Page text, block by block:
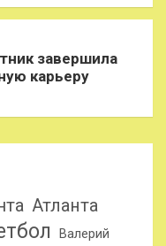
завершила
карьеру
Атланта
Валерий